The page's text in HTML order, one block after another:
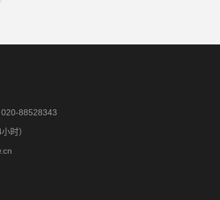
88528343
时）